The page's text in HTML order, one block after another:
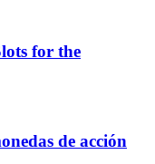
for the
de acción